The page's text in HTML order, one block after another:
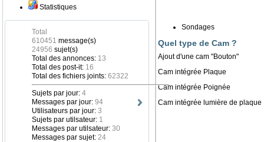
Statistiques
Total
610451 message(s)
24956 sujet(s)
Total des annonces: 13
Total des post-it: 16
Total des fichiers joints: 62322
Sujets par jour: 4
Messages par jour: 94
Utilisateurs par jour: 3
Sujets par utilsateur: 1
Messages par utilsateur: 30
Messages par sujet: 24
Sondages
Quel type de Cam ?
Ajout d'une cam "Bouton"
Cam intégrée Plaque
Cam intégrée Poignée
Cam intégrée lumière de plaque